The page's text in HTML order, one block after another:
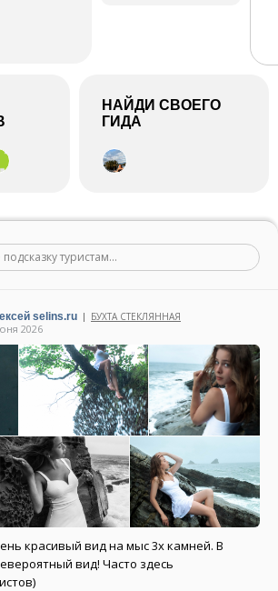
НАЙДИ СВОЕГО
ГИДА
туристам...
selins.ru | БУХТА СТЕКЛЯННАЯ
2026
красивый вид на мыс 3х камней. В
вид! Часто здесь